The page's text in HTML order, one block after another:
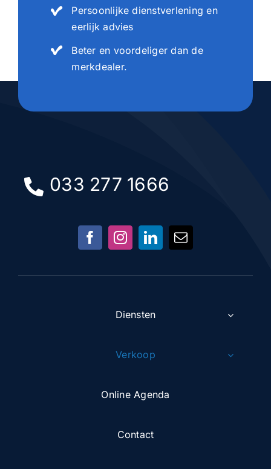
Persoonlijke dienstverlening en
eerlijk advies
Beter en voordeliger dan de
merkdealer.
033 277 1666
Diensten
Verkoop
Online Agenda
Contact